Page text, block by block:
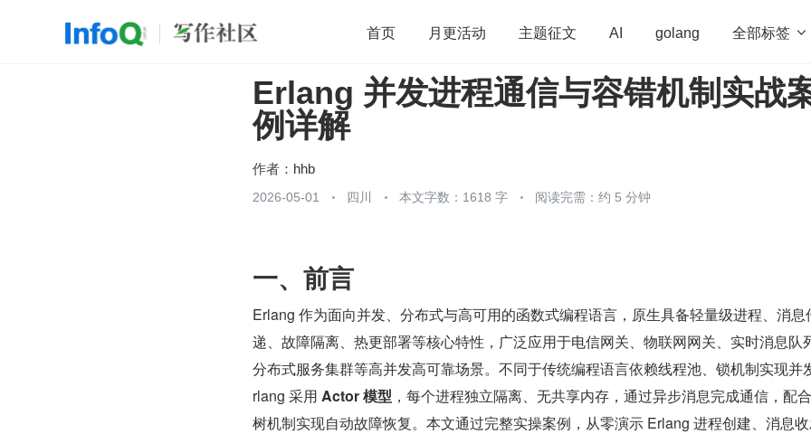
首页 月更活动 主题征文 AI golang 全部标签 
开源 架构 OpenHarmony 算法 学习方法 Web3.0 高
团队管理
Erlang 并发进程通信与容错机制实战
例详解
作者： hhb
2026-05-01 四川 本文字数：1618 字 阅读完需：约 5 分钟
一、前言
Erlang 作为面向并发、分布式与高可用的函数式编程语言，原生具备轻量级进程、消息
递、故障隔离、热更部署等核心特性，广泛应用于电信网关、物联网网关、实时消息队
分布式服务集群等高并发高可靠场景。不同于传统编程语言依赖线程池、锁机制实现并
rlang 采用 Actor 模型 ，每个进程独立隔离、无共享内存，通过异步消息完成通信，配
树机制实现自动故障恢复。本文通过完整实操案例，从零演示 Erlang 进程创建、消息